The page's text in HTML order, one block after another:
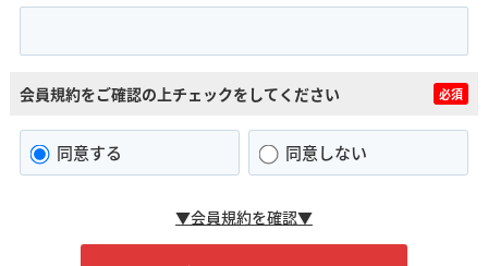
会員規約をご確認の上チェックをしてください 必須
同意する 同意しない
▼会員規約を確認▼